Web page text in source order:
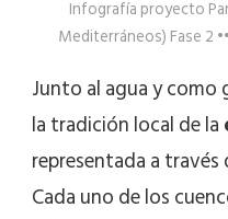
Infografía proyecto
Mediterráneos) Fase 2
Junto al agua y
la tradición local de la
representada a través
Cada uno de los